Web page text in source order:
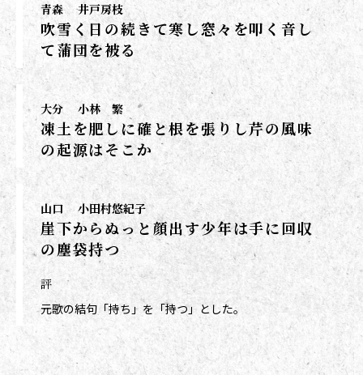
青森 井戸房枝
吹雪く日の続きて寒し窓々を叩く音し
て蒲団を被る
大分 小林 繁
凍土を肥しに確と根を張りし芹の風味
の起源はそこか
山口 小田村悠紀子
崖下からぬっと顔出す少年は手に回収
の塵袋持つ
評
元歌の結句「持ち」を「持つ」とした。